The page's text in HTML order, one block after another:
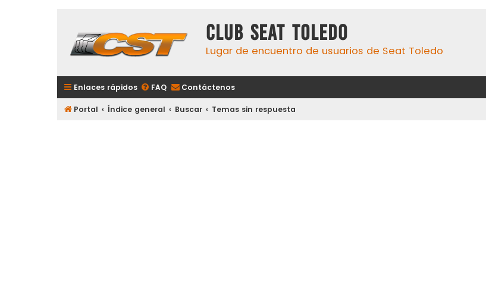
Club Seat Toledo
Lugar de encuentro de usuarios de Seat Toledo
Enlaces rápidos FAQ Contáctenos
Portal Índice general Buscar Temas sin respuesta